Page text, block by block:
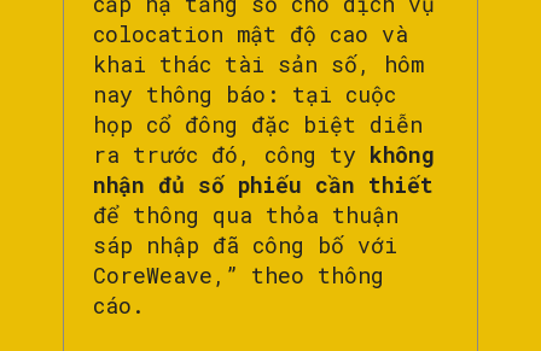
colocation mật độ cao và
khai thác tài sản số, hôm
nay thông báo: tại cuộc
họp cổ đông đặc biệt diễn
ra trước đó, công ty không
nhận đủ số phiếu cần thiết
để thông qua thỏa thuận
sáp nhập đã công bố với
CoreWeave,” theo thông
cáo.